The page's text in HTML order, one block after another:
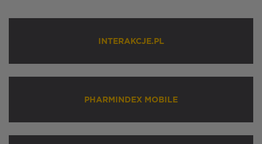
INTERAKCJE.PL
PHARMINDEX MOBILE